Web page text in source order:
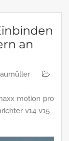
an
motion pro
v14 v15